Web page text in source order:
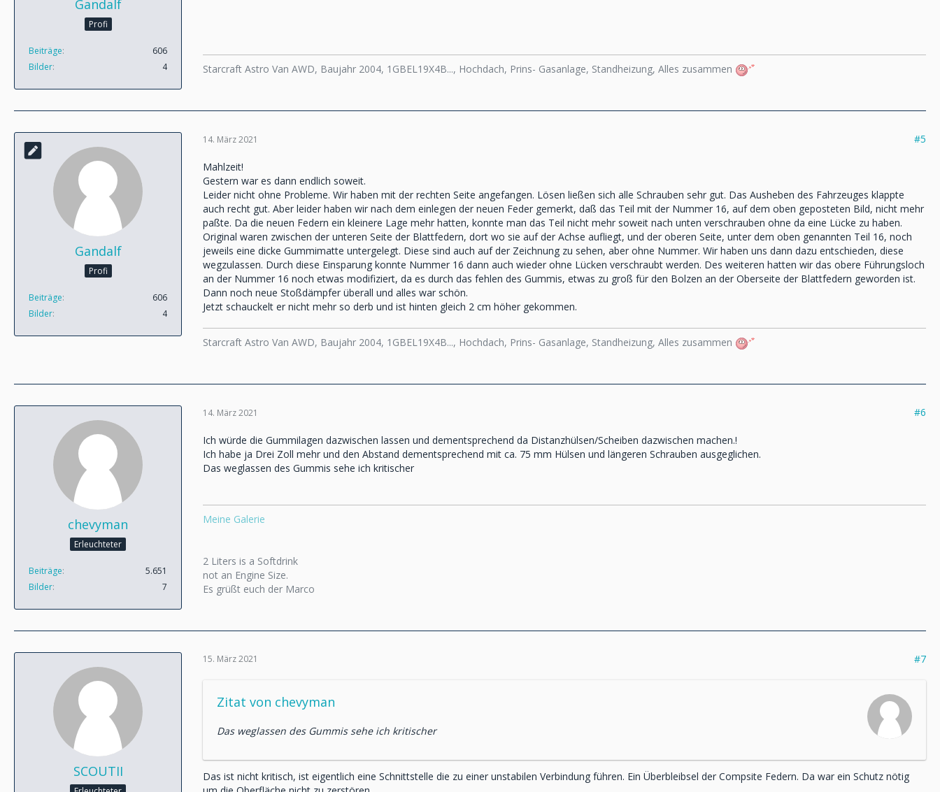
Gandalf
Profi
Beiträge
606
Bilder
4 Starcraft Astro Van AWD, Baujahr 2004, 1GBEL19X4B..., Hochdach, Prins- Gasanlage, Standheizung, Alles zusammen
Gandalf
Profi
Beiträge
606
Bilder
4
14. März 2021 #5
Mahlzeit!
Gestern war es dann endlich soweit.
Leider nicht ohne Probleme. Wir haben mit der rechten Seite angefangen. Lösen ließen sich alle Schrauben sehr gut. Das Ausheben des Fahrzeuges klappte
auch recht gut. Aber leider haben wir nach dem einlegen der neuen Feder gemerkt, daß das Teil mit der Nummer 16, auf dem oben geposteten Bild, nicht mehr
paßte. Da die neuen Federn ein kleinere Lage mehr hatten, konnte man das Teil nicht mehr soweit nach unten verschrauben ohne da eine Lücke zu haben.
Original waren zwischen der unteren Seite der Blattfedern, dort wo sie auf der Achse aufliegt, und der oberen Seite, unter dem oben genannten Teil 16, noch
jeweils eine dicke Gummimatte untergelegt. Diese sind auch auf der Zeichnung zu sehen, aber ohne Nummer. Wir haben uns dann dazu entschieden, diese
wegzulassen. Durch diese Einsparung konnte Nummer 16 dann auch wieder ohne Lücken verschraubt werden. Des weiteren hatten wir das obere Führungsloch
an der Nummer 16 noch etwas modifiziert, da es durch das fehlen des Gummis, etwas zu groß für den Bolzen an der Oberseite der Blattfedern geworden ist.
Dann noch neue Stoßdämpfer überall und alles war schön.
Jetzt schauckelt er nicht mehr so derb und ist hinten gleich 2 cm höher gekommen.
Starcraft Astro Van AWD, Baujahr 2004, 1GBEL19X4B..., Hochdach, Prins- Gasanlage, Standheizung, Alles zusammen
chevyman
Erleuchteter
Beiträge
5.651
Bilder
7
14. März 2021 #6
Ich würde die Gummilagen dazwischen lassen und dementsprechend da Distanzhülsen/Scheiben dazwischen machen.!
Ich habe ja Drei Zoll mehr und den Abstand dementsprechend mit ca. 75 mm Hülsen und längeren Schrauben ausgeglichen.
Das weglassen des Gummis sehe ich kritischer
Meine Galerie
2 Liters is a Softdrink
not an Engine Size.
Es grüßt euch der Marco
SCOUTII
15. März 2021 #7
Zitat von chevyman
Das weglassen des Gummis sehe ich kritischer
Das ist nicht kritisch, ist eigentlich eine Schnittstelle die zu einer unstabilen Verbindung führen. Ein Überbleibsel der Compsite Federn. Da war ein Schutz nötig